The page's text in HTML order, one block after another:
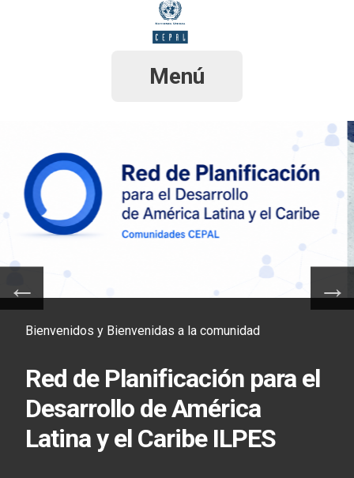
Menú
Bienvenidos y Bienvenidas a la comunidad
Red de Planificación para el
Desarrollo de América
Latina y el Caribe ILPES